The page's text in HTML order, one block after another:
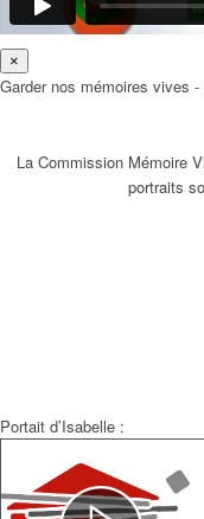
×
Garder nos mémoires vives
La Commission Mémoire
portraits
Portait d’Isabelle :